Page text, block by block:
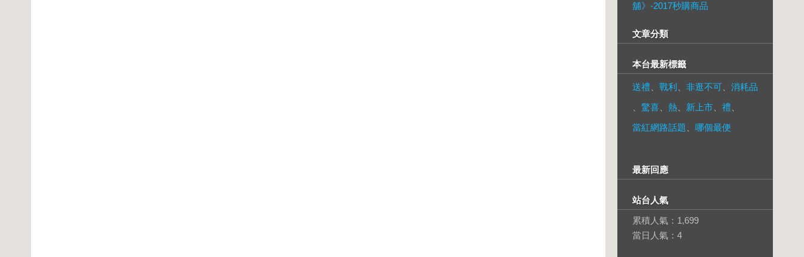
舖》-2017秒購商品
文章分類
本台最新標籤
送禮 戰利 非逛不可
消耗品
驚喜 熱 新上市 禮
當紅網路話題
哪個最便
最新回應
站台人氣
累積人氣： 1,699
當日人氣： 4